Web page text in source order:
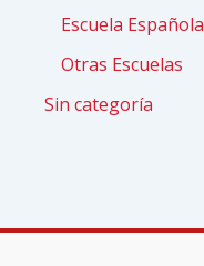
Escuela Española
Otras Escuelas
Sin categoría